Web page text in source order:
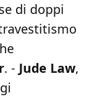
di doppi
. - Jude Law,